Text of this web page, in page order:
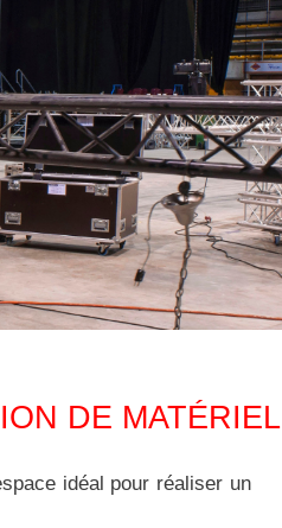
DE MATÉRIEL
idéal pour réaliser un